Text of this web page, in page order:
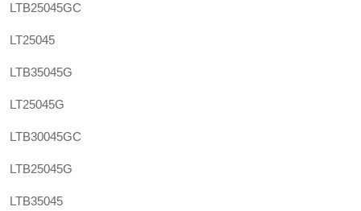
LTB25045GC
LT25045
LTB35045G
LT25045G
LTB30045GC
LTB25045G
LTB35045